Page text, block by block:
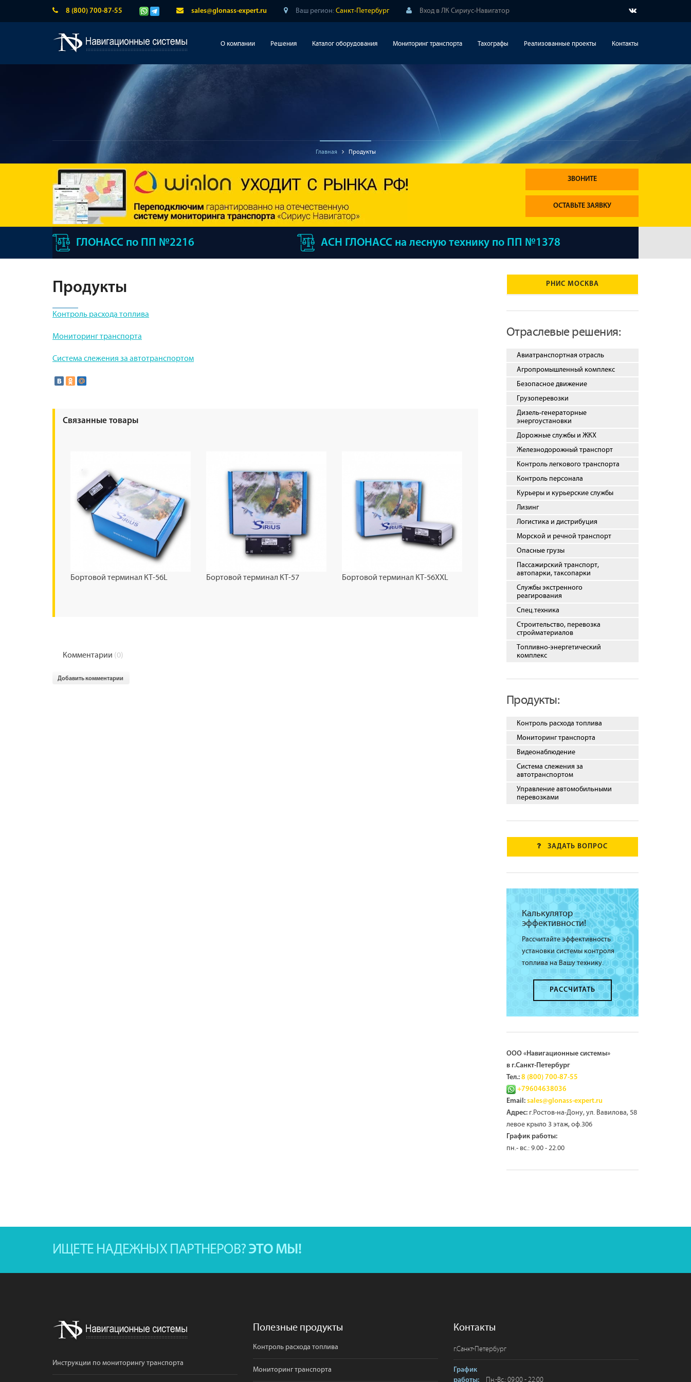
8 (800) 700-87-55 sales@glonass-expert.ru Ваш регион: Санкт-Петербург Вход в ЛК Сириус-Навигатор
О компании Решения Каталог оборудования Мониторинг транспорта Тахографы Реализованные проекты Контакты
Главная Продукты
ЗВОНИТЕ
ОСТАВЬТЕ ЗАЯВКУ
ГЛОНАСС по ПП №2216 АСН ГЛОНАСС на лесную технику по ПП №1378
Продукты
Контроль расхода топлива
Мониторинг транспорта
Система слежения за автотранспортом
Связанные товары
Бортовой терминал КТ-56L Бортовой терминал КТ-57 Бортовой терминал КТ-56XXL
Комментарии (0)
Добавить комментарии
РНИС МОСКВА
Отраслевые решения:
Авиатранспортная отрасль
Агропромышленный комплекс
Безопасное движение
Грузоперевозки
Дизель-генераторные
энергоустановки
Дорожные службы и ЖКХ
Железнодорожный транспорт
Контроль легкового транспорта
Контроль персонала
Курьеры и курьерские службы
Лизинг
Логистика и дистрибуция
Морской и речной транспорт
Опасные грузы
Пассажирский транспорт,
автопарки, таксопарки
Службы экстренного
реагирования
Спец.техника
Строительство, перевозка
стройматериалов
Топливно-энергетический
комплекс
Продукты:
Контроль расхода топлива
Мониторинг транспорта
Видеонаблюдение
Система слежения за
автотранспортом
Управление автомобильными
перевозками
ЗАДАТЬ ВОПРОС
Калькулятор
эффективности!
Рассчитайте эффективность
установки системы контроля
топлива на Вашу технику.
РАССЧИТАТЬ
ООО «Навигационные системы»
в г.Санкт-Петербург
Тел.: 8 (800) 700-87-55
+79604638036
Email: sales@glonass-expert.ru
Адрес:г.Ростов-на-Дону, ул. Вавилова, 58
левое крыло 3 этаж, оф.306
График работы:
пн.- вс.: 9.00 - 22.00
ИЩЕТЕ НАДЕЖНЫХ ПАРТНЕРОВ? ЭТО МЫ!
Инструкции по мониторингу транспорта
Полезные продукты
Контроль расхода топлива
Мониторинг транспорта
Контакты
г.Санкт-Петербург
График
работы:
Пн.-Вс.: 09:00 - 22:00